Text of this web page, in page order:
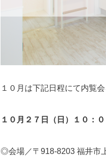
１０月は下記日程にて内覧会
１０月２７日（日）１０：
◎会場／〒918-8203 福井市